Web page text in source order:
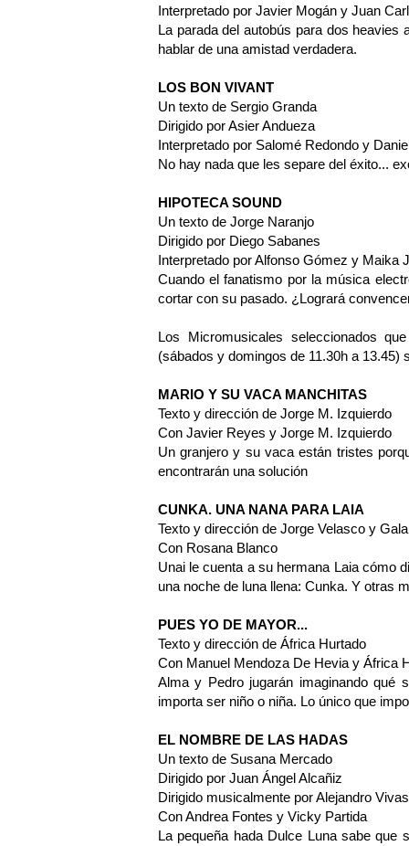
Interpretado por Javier Mogán y Juan
La parada del autobús para dos heavies
hablar de una amistad verdadera.
LOS BON VIVANT
Un texto de Sergio Granda
Dirigido por Asier Andueza
Interpretado por Salomé Redondo y
No hay nada que les separe del éxito...
HIPOTECA SOUND
Un texto de Jorge Naranjo
Dirigido por Diego Sabanes
Interpretado por Alfonso Gómez y Maika
Cuando el fanatismo por la música
cortar con su pasado. ¿Logrará
Los Micromusicales seleccionados
(sábados y domingos de 11.30h a 13.45)
MARIO Y SU VACA MANCHITAS
Texto y dirección de Jorge M. Izquierdo
Con Javier Reyes y Jorge M. Izquierdo
Un granjero y su vaca están tristes
encontrarán una solución
CUNKA. UNA NANA PARA LAIA
Texto y dirección de Jorge Velasco y
Con Rosana Blanco
Unai le cuenta a su hermana Laia cómo
una noche de luna llena: Cunka. Y otras
PUES YO DE MAYOR...
Texto y dirección de África Hurtado
Con Manuel Mendoza De Hevia y África
Alma y Pedro jugarán imaginando qué
importa ser niño o niña. Lo único que
EL NOMBRE DE LAS HADAS
Un texto de Susana Mercado
Dirigido por Juan Ángel Alcañiz
Dirigido musicalmente por Alejandro
Con Andrea Fontes y Vicky Partida
La pequeña hada Dulce Luna sabe que